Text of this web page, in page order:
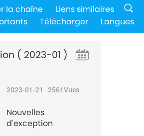
la chaîne
Liens similaires
Télécharger Langues
( 2023-01 )
d'exception
2023-01-202693Vues
Nouvelles
2023-01-21 2561Vues
Nouvelles
d'exception